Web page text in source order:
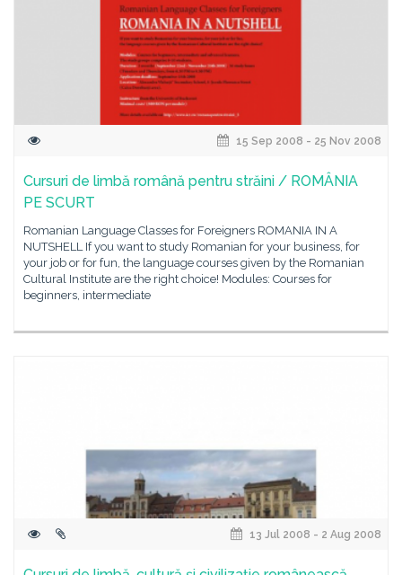
15 Sep 2008 - 25 Nov 2008
Cursuri de limbă română pentru străini / ROMÂNIA
PE SCURT
Romanian Language Classes for Foreigners ROMANIA IN A
NUTSHELL If you want to study Romanian for your business, for
your job or for fun, the language courses given by the Romanian
Cultural Institute are the right choice! Modules: Courses for
beginners, intermediate
13 Jul 2008 - 2 Aug 2008